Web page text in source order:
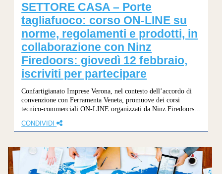
SETTORE CASA – Porte
tagliafuoco: corso ON-LINE su
norme, regolamenti e prodotti, in
collaborazione con Ninz
Firedoors: giovedì 12 febbraio,
iscriviti per partecipare
Confartigianato Imprese Verona, nel contesto dell’accordo di
convenzione con Ferramenta Veneta, promuove dei corsi
tecnico-commerciali ON-LINE organizzati da Ninz Firedoors...
CONDIVIDI